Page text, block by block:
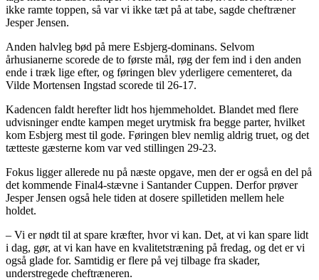
ikke ramte toppen, så var vi ikke tæt på at tabe, sagde cheftræner
Jesper Jensen.
Anden halvleg bød på mere Esbjerg-dominans. Selvom
århusianerne scorede de to første mål, røg der fem ind i den anden
ende i træk lige efter, og føringen blev yderligere cementeret, da
Vilde Mortensen Ingstad scorede til 26-17.
Kadencen faldt herefter lidt hos hjemmeholdet. Blandet med flere
udvisninger endte kampen meget urytmisk fra begge parter, hvilket
kom Esbjerg mest til gode. Føringen blev nemlig aldrig truet, og det
tætteste gæsterne kom var ved stillingen 29-23.
Fokus ligger allerede nu på næste opgave, men der er også en del på
det kommende Final4-stævne i Santander Cuppen. Derfor prøver
Jesper Jensen også hele tiden at dosere spilletiden mellem hele
holdet.
– Vi er nødt til at spare kræfter, hvor vi kan. Det, at vi kan spare lidt
i dag, gør, at vi kan have en kvalitetstræning på fredag, og det er vi
også glade for. Samtidig er flere på vej tilbage fra skader,
understregede cheftræneren.